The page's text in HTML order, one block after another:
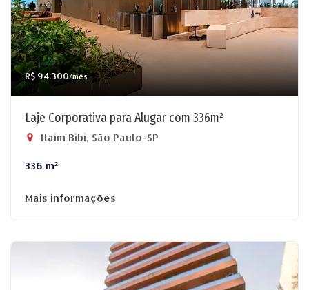
R$ 94.300/mês
Laje Corporativa para Alugar com 336m²
Itaim Bibi, São Paulo-SP
336 m²
Mais informações